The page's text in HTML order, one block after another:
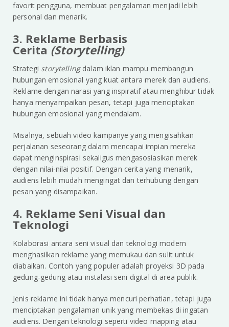
favorit pengguna, membuat pengalaman menjadi lebih
personal dan menarik.
3. Reklame Berbasis
Cerita (Storytelling)
Strategi storytelling dalam iklan mampu membangun
hubungan emosional yang kuat antara merek dan audiens.
Reklame dengan narasi yang inspiratif atau menghibur tidak
hanya menyampaikan pesan, tetapi juga menciptakan
hubungan emosional yang mendalam.
Misalnya, sebuah video kampanye yang mengisahkan
perjalanan seseorang dalam mencapai impian mereka
dapat menginspirasi sekaligus mengasosiasikan merek
dengan nilai-nilai positif. Dengan cerita yang menarik,
audiens lebih mudah mengingat dan terhubung dengan
pesan yang disampaikan.
4. Reklame Seni Visual dan
Teknologi
Kolaborasi antara seni visual dan teknologi modern
menghasilkan reklame yang memukau dan sulit untuk
diabaikan. Contoh yang populer adalah proyeksi 3D pada
gedung-gedung atau instalasi seni digital di area publik.
Jenis reklame ini tidak hanya mencuri perhatian, tetapi juga
menciptakan pengalaman unik yang membekas di ingatan
audiens. Dengan teknologi seperti video mapping atau